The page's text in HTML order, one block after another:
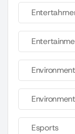
Environment
Esports